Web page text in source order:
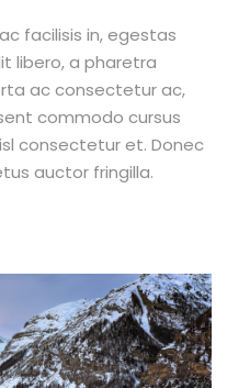
facilisis in, egestas
libero, a pharetra
ac consectetur ac,
commodo cursus
consectetur et. Donec
auctor fringilla.